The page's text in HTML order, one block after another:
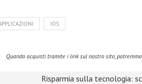
IOS
Quando acquisti tramite i link sul nostro sito,
Risparmia sulla tecnologia: